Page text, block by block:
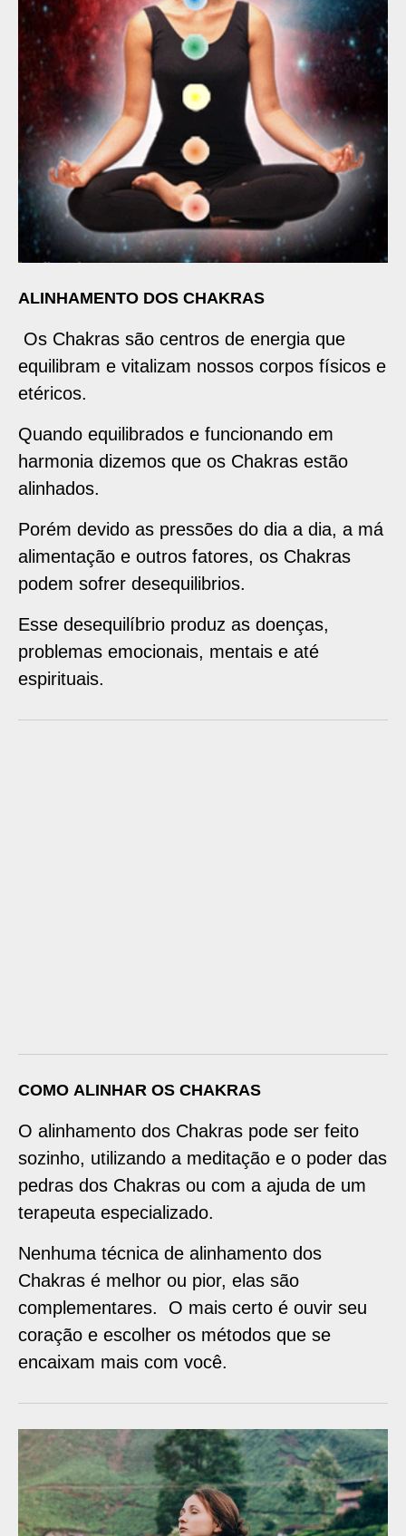
ALINHAMENTO DOS CHAKRAS
Os Chakras são centros de energia que
equilibram e vitalizam nossos corpos físicos e
etéricos.
Quando equilibrados e funcionando em
harmonia dizemos que os Chakras estão
alinhados.
Porém devido as pressões do dia a dia, a má
alimentação e outros fatores, os Chakras
podem sofrer desequilibrios.
Esse desequilíbrio produz as doenças,
problemas emocionais, mentais e até
espirituais.
COMO ALINHAR OS CHAKRAS
O alinhamento dos Chakras pode ser feito
sozinho, utilizando a meditação e o poder das
pedras dos Chakras ou com a ajuda de um
terapeuta especializado.
Nenhuma técnica de alinhamento dos
Chakras é melhor ou pior, elas são
complementares. O mais certo é ouvir seu
coração e escolher os métodos que se
encaixam mais com você.